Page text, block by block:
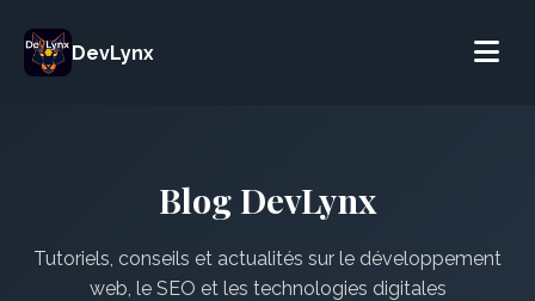
DevLynx
Blog DevLynx
Tutoriels, conseils et actualités sur le développement
web, le SEO et les technologies digitales